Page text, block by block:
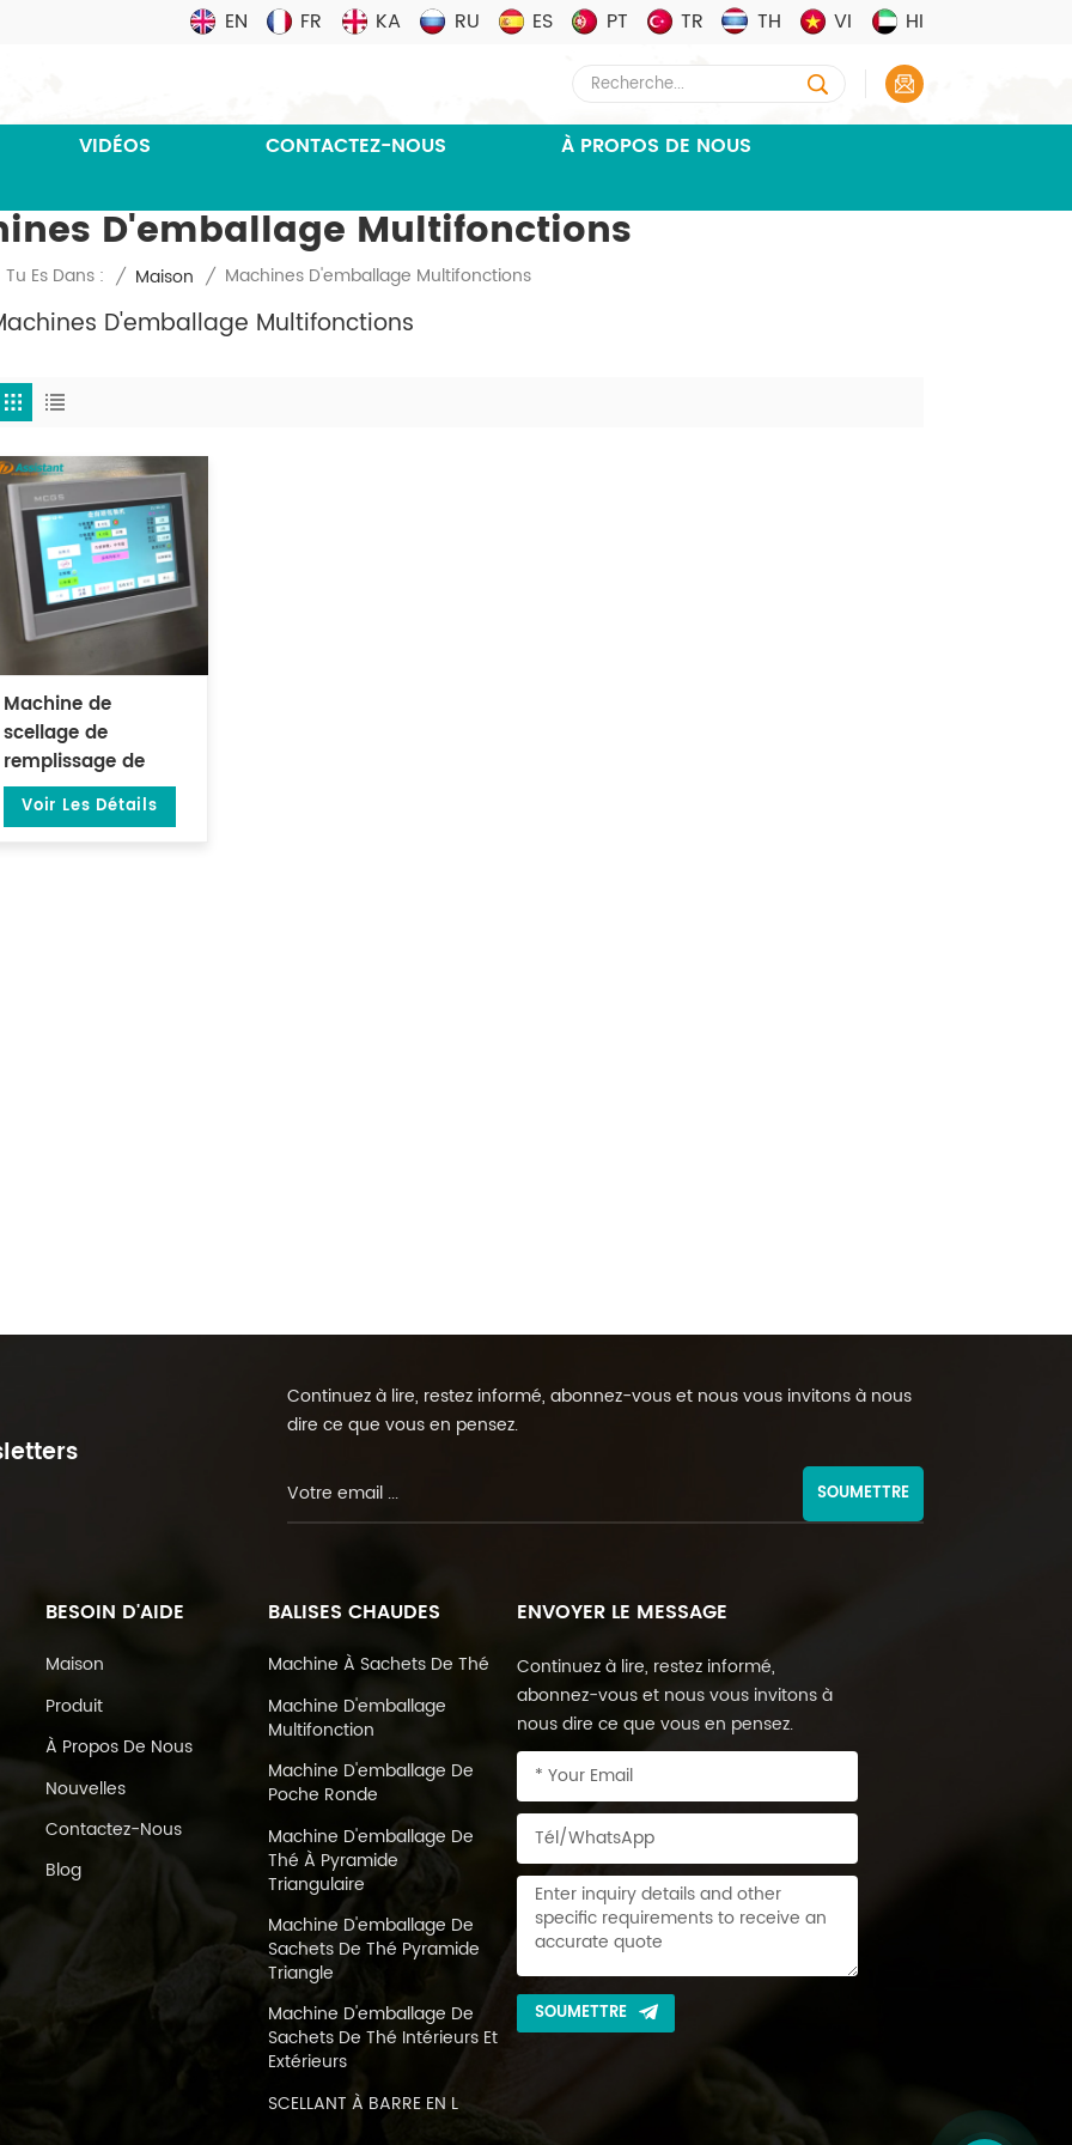
EN FR KA RU ES PT TR TH VI HI
VIDÉOS CONTACTEZ-NOUS
À PROPOS DE NOUS
D'emballage Multifonctions
Tu Es Dans : / Maison / Machines D'emballage Multifonctions
D'emballage Multifonctions
Machine de
scellage de
remplissage de
sachets de thé
préfabriqués
Voir Les Détails
Continuez à lire, restez informé, abonnez-vous et nous vous invitons à nous
dire ce que vous en pensez.
SOUMETTRE
BESOIN D'AIDE
Maison
Produit
À Propos De Nous
Nouvelles
Contactez-Nous
Blog
BALISES CHAUDES
Machine À Sachets De Thé
Machine D'emballage
Multifonction
Machine D'emballage De
Poche Ronde
Machine D'emballage De
Thé À Pyramide
Triangulaire
Machine D'emballage De
Sachets De Thé Pyramide
Triangle
Machine D'emballage De
Sachets De Thé Intérieurs Et
Extérieurs
SCELLANT À BARRE EN L
ENVOYER LE MESSAGE
Continuez à lire, restez informé,
abonnez-vous et nous vous invitons à
nous dire ce que vous en pensez.
SOUMETTRE